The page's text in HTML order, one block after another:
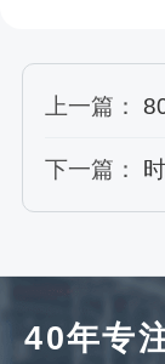
上一篇：
下一篇： 时
40年专